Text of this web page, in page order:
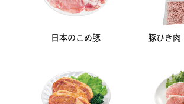
日本のこめ豚 豚ひき肉